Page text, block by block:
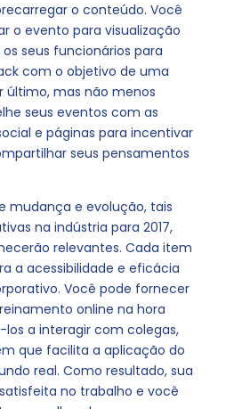
o conteúdo. Você
o evento para visualização
seus funcionários para
com o objetivo de uma
último, mas não menos
seus eventos com as
e páginas para incentivar
seus pensamentos
mudança e evolução, tais
na indústria para 2017,
relevantes. Cada item
a acessibilidade e eficácia
Você pode fornecer
online na hora
a interagir com colegas,
que facilita a aplicação do
real. Como resultado, sua
no trabalho e você